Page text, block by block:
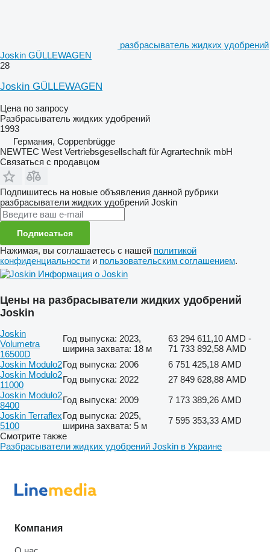
разбрасыватель жидких удобрений
Joskin GÜLLEWAGEN
28
Joskin GÜLLEWAGEN
Цена по запросу
Разбрасыватель жидких удобрений
1993
Германия, Coppenbrügge
NEWTEC West Vertriebsgesellschaft für Agrartechnik mbH
Связаться с продавцом
Подпишитесь на новые объявления данной рубрики
разбрасыватели жидких удобрений Joskin
Подписаться
Нажимая, вы соглашаетесь с нашей политикой
конфиденциальности и пользовательским соглашением.
Информация о Joskin
Цены на разбрасыватели жидких удобрений
Joskin
Joskin
Volumetra
16500D
Год выпуска: 2023,
ширина захвата: 18 м
63 294 611,10 AMD -
71 733 892,58 AMD
Joskin Modulo2Год выпуска: 2006
6 751 425,18 AMD
Joskin Modulo2
11000
Год выпуска: 2022
27 849 628,88 AMD
Joskin Modulo2
8400
Год выпуска: 2009
7 173 389,26 AMD
Joskin Terraflex
5100
Год выпуска: 2025,
ширина захвата: 5 м
7 595 353,33 AMD
Смотрите также
Разбрасыватели жидких удобрений Joskin в Украине
Компания